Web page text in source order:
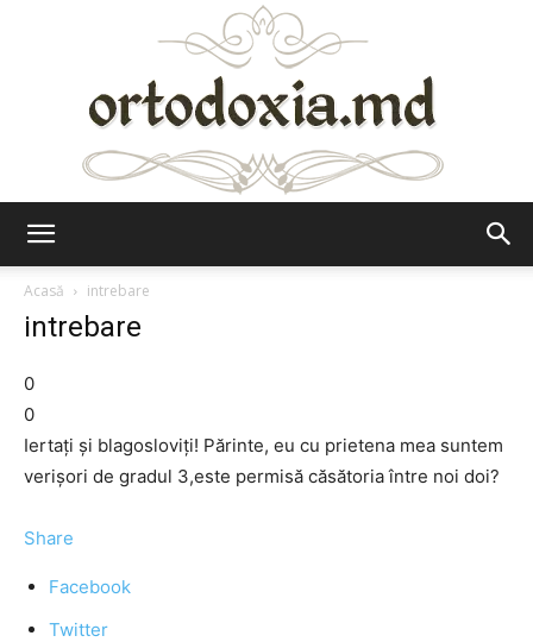
Acasă
intrebare
intrebare
0
0
Iertați și blagosloviți! Părinte, eu cu prietena mea suntem
verișori de gradul 3,este permisă căsătoria între noi doi?
Share
Facebook
Twitter